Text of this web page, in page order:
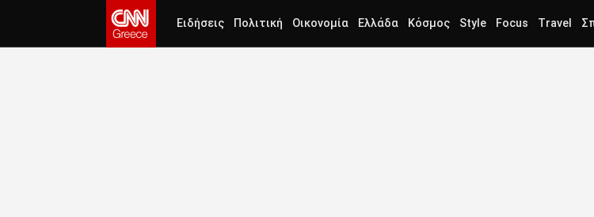
Ειδήσεις Πολιτική Οικονομία Ελλάδα Κόσμος Style Focus Travel